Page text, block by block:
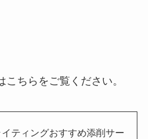
ちらをご覧ください。
ティングおすすめ添削サー